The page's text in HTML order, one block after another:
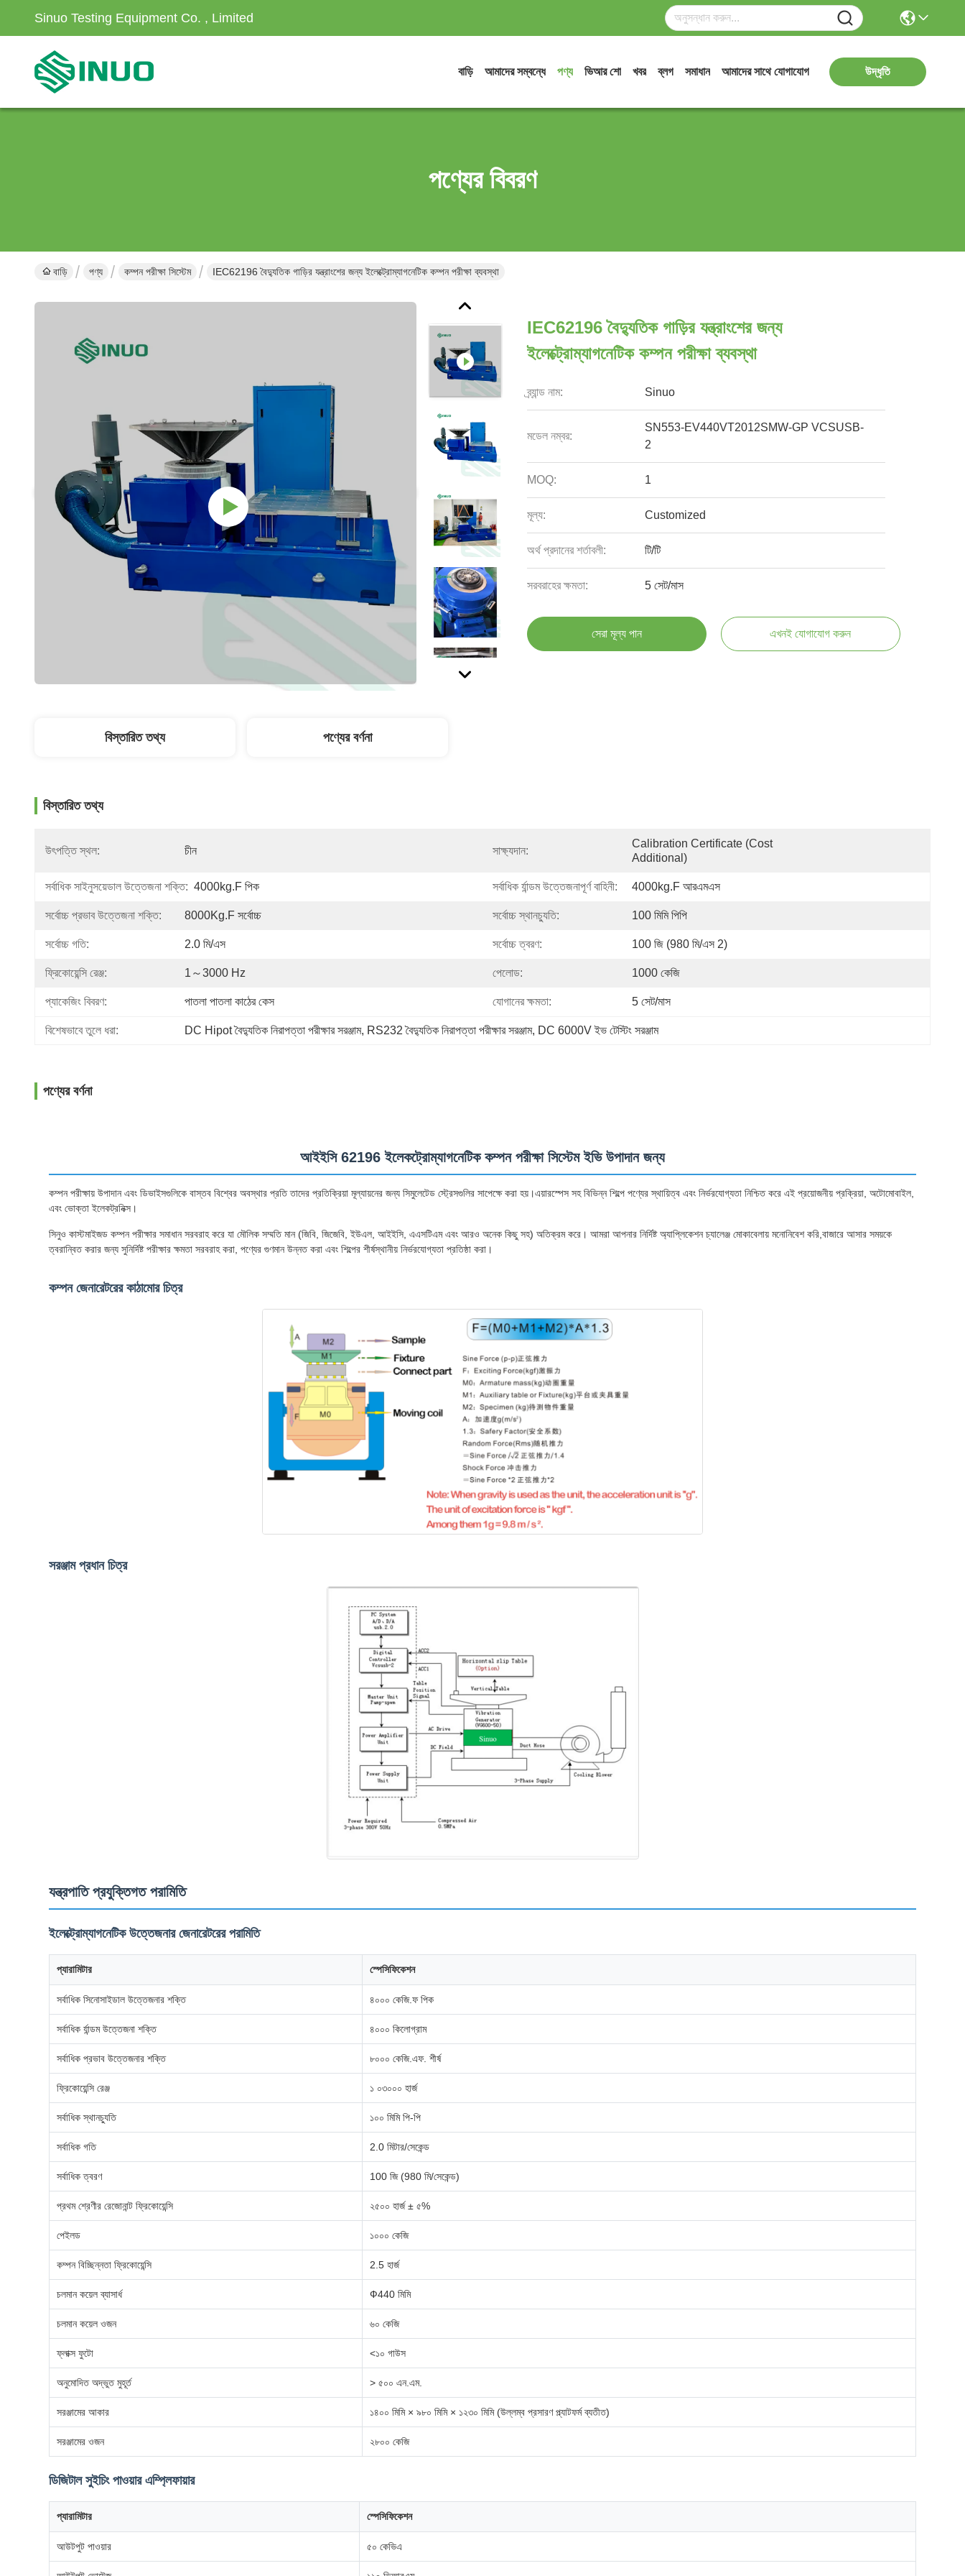
Sinuo Testing Equipment Co. , Limited
বাড়ি আমাদের সম্বন্ধে পণ্য ভিআর শো খবর ব্লগ সমাধান আমাদের সাথে যোগাযোগ উদ্ধৃতি
পণ্যের বিবরণ
বাড়ি পণ্য কম্পন পরীক্ষা সিস্টেম IEC62196 বৈদ্যুতিক গাড়ির যন্ত্রাংশের জন্য ইলেক্ট্রোম্যাগনেটিক কম্পন পরীক্ষা ব্যবস্থা
IEC62196 বৈদ্যুতিক গাড়ির যন্ত্রাংশের জন্য
ইলেক্ট্রোম্যাগনেটিক কম্পন পরীক্ষা ব্যবস্থা
ব্র্যান্ড নাম: Sinuo
মডেল নম্বর:
SN553-EV440VT2012SMW-GP VCSUSB-
2
MOQ: 1
মূল্য: Customized
অর্থ প্রদানের শর্তাবলী: টি/টি
সরবরাহের ক্ষমতা: 5 সেট/মাস
সেরা মূল্য পান এখনই যোগাযোগ করুন
বিস্তারিত তথ্য পণ্যের বর্ণনা
বিস্তারিত তথ্য
উৎপত্তি স্থল: চীন সাক্ষ্যদান:
Calibration Certificate (Cost
Additional)
সর্বাধিক সাইনুসয়েডাল উত্তেজনা শক্তি: 4000kg.f পিক সর্বাধিক র্যান্ডম উত্তেজনাপূর্ণ বাহিনী: 4000kg.f আরএমএস
সর্বোচ্চ প্রভাব উত্তেজনা শক্তি: 8000Kg.f সর্বোচ্চ সর্বোচ্চ স্থানচ্যুতি: 100 মিমি পিপি
সর্বোচ্চ গতি: 2.0 মি/এস সর্বোচ্চ ত্বরণ: 100 জি (980 মি/এস 2)
ফ্রিকোয়েন্সি রেঞ্জ: 1～3000 Hz পেলোড: 1000 কেজি
প্যাকেজিং বিবরণ: পাতলা পাতলা কাঠের কেস যোগানের ক্ষমতা: 5 সেট/মাস
বিশেষভাবে তুলে ধরা: DC Hipot বৈদ্যুতিক নিরাপত্তা পরীক্ষার সরঞ্জাম, RS232 বৈদ্যুতিক নিরাপত্তা পরীক্ষার সরঞ্জাম, DC 6000V ইভ টেস্টিং সরঞ্জাম
পণ্যের বর্ণনা
আইইসি 62196 ইলেকট্রোম্যাগনেটিক কম্পন পরীক্ষা সিস্টেম ইভি উপাদান জন্য
কম্পন পরীক্ষায় উপাদান এবং ডিভাইসগুলিকে বাস্তব বিশ্বের অবস্থার প্রতি তাদের প্রতিক্রিয়া মূল্যায়নের জন্য সিমুলেটেড স্ট্রেসগুলির সাপেক্ষে করা হয়।এয়ারস্পেস সহ বিভিন্ন শিল্পে পণ্যের স্থায়িত্ব এবং নির্ভরযোগ্যতা নিশ্চিত করে এই প্রয়োজনীয় প্রক্রিয়া, অটোমোবাইল,
এবং ভোক্তা ইলেকট্রনিক্স।
সিনুও কাস্টমাইজড কম্পন পরীক্ষার সমাধান সরবরাহ করে যা মৌলিক সম্মতি মান (জিবি, জিজেবি, ইউএল, আইইসি, এএসটিএম এবং আরও অনেক কিছু সহ) অতিক্রম করে। আমরা আপনার নির্দিষ্ট অ্যাপ্লিকেশন চ্যালেঞ্জ মোকাবেলায় মনোনিবেশ করি,বাজারে আসার সময়কে
ত্বরান্বিত করার জন্য সুনির্দিষ্ট পরীক্ষার ক্ষমতা সরবরাহ করা, পণ্যের গুণমান উন্নত করা এবং শিল্পের শীর্ষস্থানীয় নির্ভরযোগ্যতা প্রতিষ্ঠা করা।
কম্পন জেনারেটরের কাঠামোর চিত্র
সরঞ্জাম প্রধান চিত্র
যন্ত্রপাতি প্রযুক্তিগত পরামিতি
ইলেক্ট্রোম্যাগনেটিক উত্তেজনার জেনারেটরের পরামিতি
প্যারামিটার স্পেসিফিকেশন
সর্বাধিক সিনোসাইডাল উত্তেজনার শক্তি ৪০০০ কেজি.ফ পিক
সর্বাধিক র্যান্ডম উত্তেজনা শক্তি ৪০০০ কিলোগ্রাম
সর্বাধিক প্রভাব উত্তেজনার শক্তি ৮০০০ কেজি.এফ. শীর্ষ
ফ্রিকোয়েন্সি রেঞ্জ ১ ০৩০০০ হার্জ
সর্বাধিক স্থানচ্যুতি ১০০ মিমি পি-পি
সর্বাধিক গতি 2.0 মিটার/সেকেন্ড
সর্বাধিক ত্বরণ 100 জি (980 মি/সেকেন্ড)
প্রথম শ্রেণীর রেজোনান্ট ফ্রিকোয়েন্সি ২৫০০ হার্জ ± ৫%
পেইলড ১০০০ কেজি
কম্পন বিচ্ছিন্নতা ফ্রিকোয়েন্সি 2.5 হার্জ
চলমান কয়েল ব্যাসার্ধ Ф440 মিমি
চলমান কয়েল ওজন ৬০ কেজি
ফ্লাক্স ফুটো <১০ গাউস
অনুমোদিত অদ্ভুত মুহূর্ত > ৫০০ এন.এম.
সরঞ্জামের আকার ১৪০০ মিমি × ৯৮০ মিমি × ১২৩০ মিমি (উল্লম্ব প্রসারণ প্ল্যাটফর্ম ব্যতীত)
সরঞ্জামের ওজন ২৮০০ কেজি
ডিজিটাল সুইচিং পাওয়ার এম্প্লিফায়ার
প্যারামিটার স্পেসিফিকেশন
আউটপুট পাওয়ার ৫০ কেভিএ